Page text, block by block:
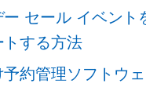
セール イベント
トする方法
約管理ソフトウ